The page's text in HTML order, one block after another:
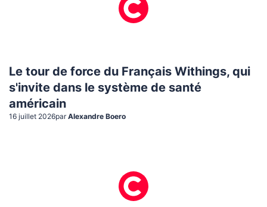
Le tour de force du Français Withings, qui
s'invite dans le système de santé
américain
16 juillet 2026par Alexandre Boero